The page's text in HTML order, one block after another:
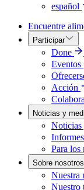
español
Encuentre
Participar
Done
Eventos
Acción
Colabora
Noticias y
Noticias
Para los
Sobre nosotros
Nuestra
Nuestro